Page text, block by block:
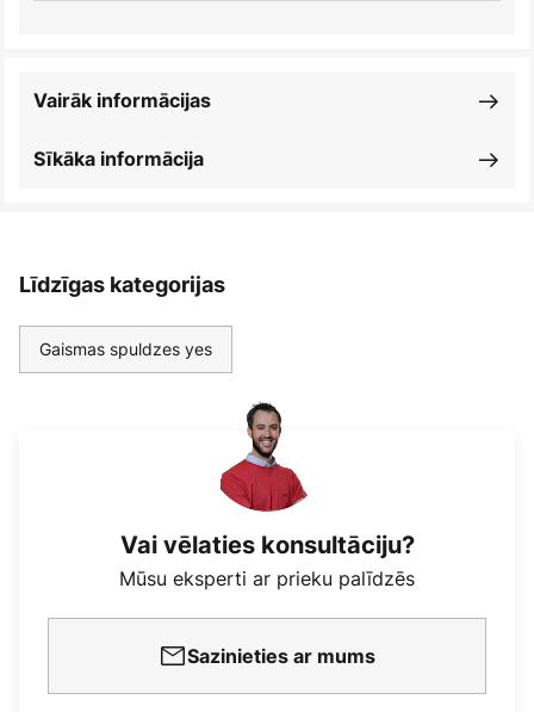
Sīkāka informācija
Vairāk informācijas
Līdzīgas kategorijas
Gaismas spuldzes yes
Vai vēlaties konsultāciju?
Mūsu eksperti ar prieku palīdzēs
Sazinieties ar mums